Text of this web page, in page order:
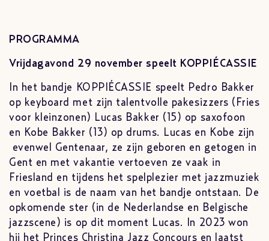
PROGRAMMA
Vrijdagavond 29 november speelt KOPPIÉCASSIE
In het bandje KOPPIÉCASSIE speelt Pedro Bakker
op keyboard met zijn talentvolle pakesizzers (Fries
voor kleinzonen) Lucas Bakker (15) op saxofoon
en Kobe Bakker (13) op drums. Lucas en Kobe zijn
evenwel Gentenaar, ze zijn geboren en getogen in
Gent en met vakantie vertoeven ze vaak in
Friesland en tijdens het spelplezier met jazzmuziek
en voetbal is de naam van het bandje ontstaan. De
opkomende ster (in de Nederlandse en Belgische
jazzscene) is op dit moment Lucas. In 2023 won
hij het Princes Christina Jazz Concours en laatst